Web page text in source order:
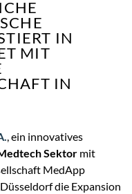
IN
MIT
IN
, ein innovatives
Sektor mit
MedApp
die Expansion